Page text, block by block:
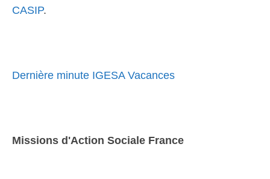
CASIP.
Dernière minute IGESA Vacances
Missions d'Action Sociale France